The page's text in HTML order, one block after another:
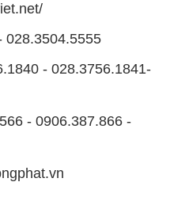
028.3504.5555
- 028.3756.1841-
- 0906.387.866 -